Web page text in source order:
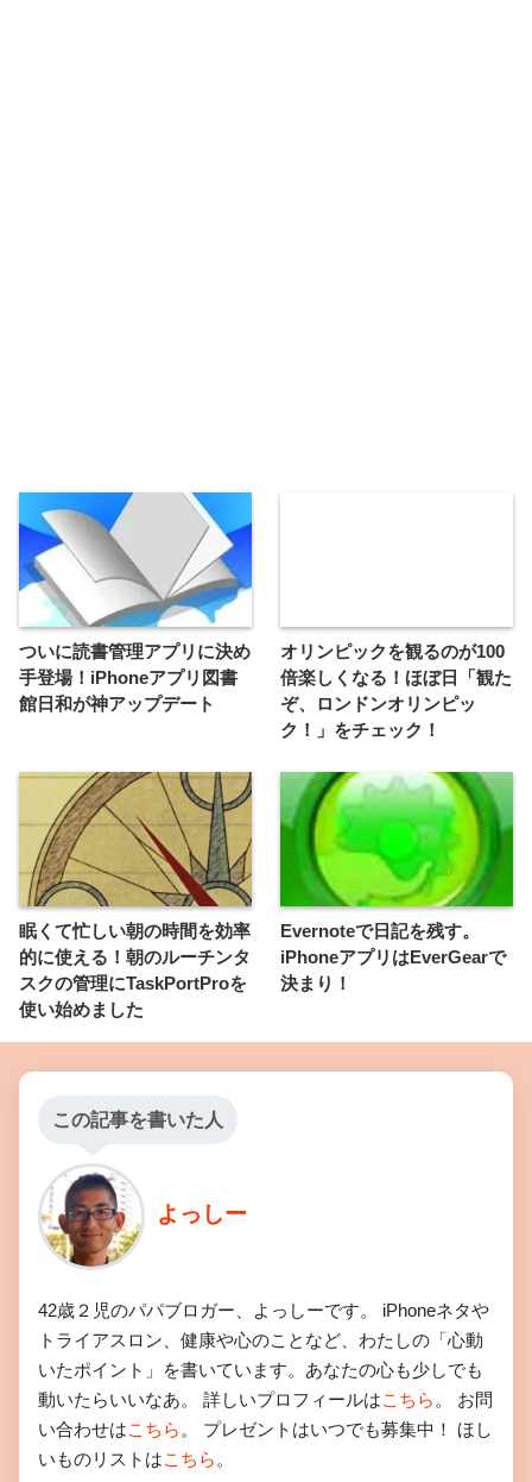
ついに読書管理アプリに決め
手登場！iPhoneアプリ図書
館日和が神アップデート
オリンピックを観るのが100
倍楽しくなる！ほぼ日「観た
ぞ、ロンドンオリンピッ
ク！」をチェック！
眠くて忙しい朝の時間を効率
的に使える！朝のルーチンタ
スクの管理にTaskPortProを
使い始めました
Evernoteで日記を残す。
iPhoneアプリはEverGearで
決まり！
この記事を書いた人
よっしー
42歳２児のパパブロガー、よっしーです。 iPhoneネタや
トライアスロン、健康や心のことなど、わたしの「心動
いたポイント」を書いています。あなたの心も少しでも
動いたらいいなあ。 詳しいプロフィールはこちら 。 お問
い合わせはこちら 。 プレゼントはいつでも募集中！ ほし
いものリストはこちら 。